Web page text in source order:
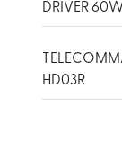
DRIVER 60W
HD03R